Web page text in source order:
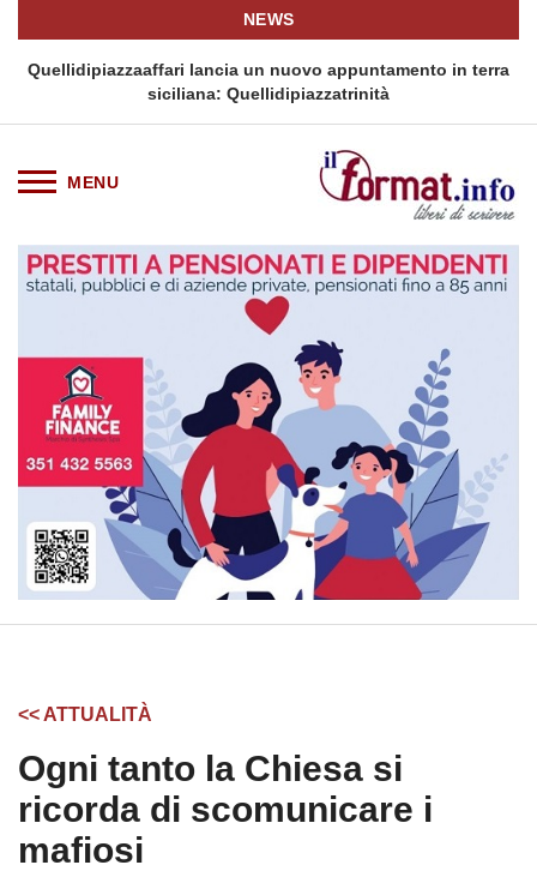
NEWS
Quellidipiazzaaffari lancia un nuovo appuntamento in terra
siciliana: Quellidipiazzatrinità
<< ATTUALITÀ
Ogni tanto la Chiesa si
ricorda di scomunicare i
mafiosi